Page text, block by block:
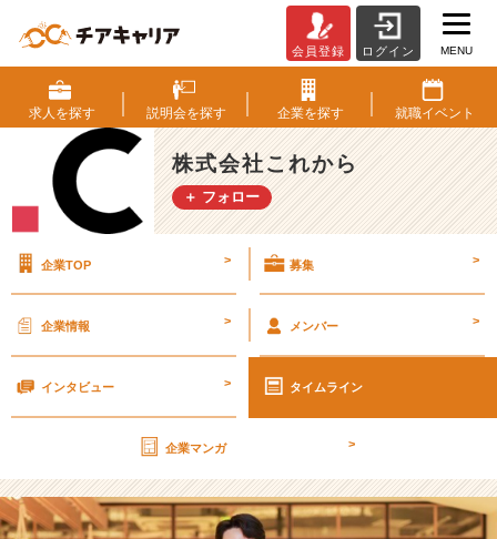
信
に
は
「自
己
肯
「自
力
種
類
あ
る
会員登録 ログイン MENU
求人を探す 説明会を探す 企業を探す 就職イベント
株式会社これから
＋ フォロー
企業TOP > 募集 >
企業情報 > メンバー >
インタビュー > タイムライン
企業マンガ >